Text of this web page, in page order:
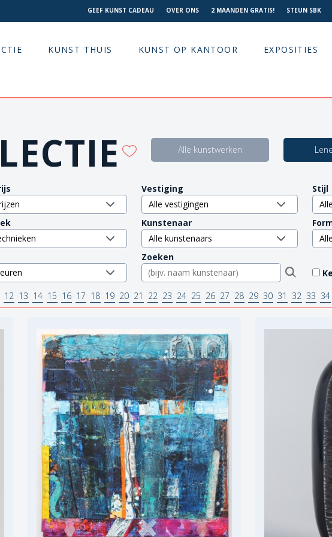
GEEF KUNST CADEAU OVER ONS 2 MAANDEN GRATIS! STEUN SBK
KUNST THUIS KUNST OP KANTOOR EXPOSITIES
Alle kunstwerken
Vestiging Stijl
Kunstenaar
Zoeken
12 13 14 15 16 17 18 19 20 21 22 23 24 25 26 27 28 29 30 31 32 33 34